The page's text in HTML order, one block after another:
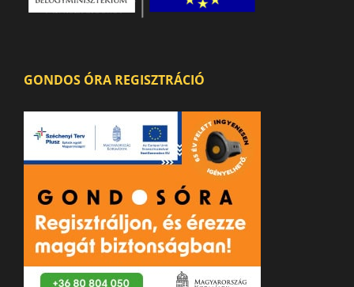
GONDOS ÓRA REGISZTRÁCIÓ